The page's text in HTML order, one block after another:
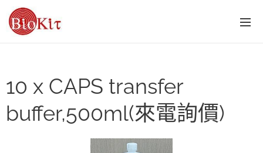
10 x CAPS transfer
buffer,500ml(來電詢價)